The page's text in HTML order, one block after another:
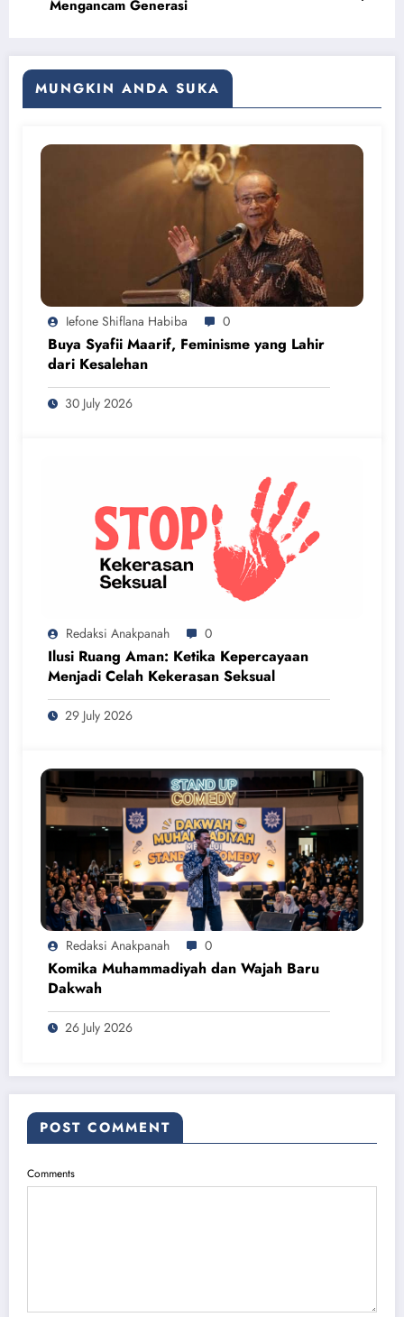
Mengancam Generasi
MUNGKIN ANDA SUKA
Iefone Shiflana Habiba 0
Buya Syafii Maarif, Feminisme yang Lahir
dari Kesalehan
30 July 2026
Redaksi Anakpanah 0
Ilusi Ruang Aman: Ketika Kepercayaan
Menjadi Celah Kekerasan Seksual
29 July 2026
Redaksi Anakpanah 0
Komika Muhammadiyah dan Wajah Baru
Dakwah
26 July 2026
POST COMMENT
Comments